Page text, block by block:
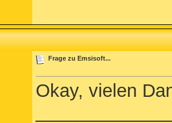
Frage zu Emsisoft...
Okay, vielen